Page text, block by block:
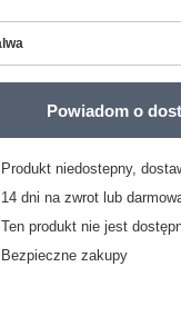
Powiadom o
Produkt niedostepny,
14 dni na zwrot lub
Ten produkt nie jest
Bezpieczne zakupy